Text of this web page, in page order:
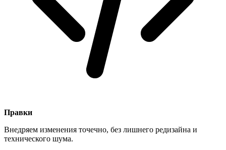
Правки
Внедряем изменения точечно, без лишнего редизайна и
технического шума.